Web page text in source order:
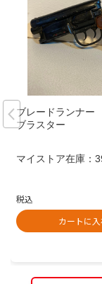
ブレードランナー
ブラスター
マイストア在庫：
税込
カートに入